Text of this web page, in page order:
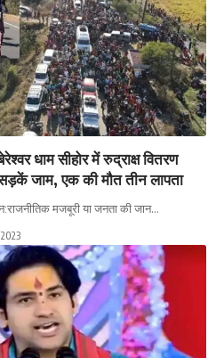
धाम सीहोर में रुद्राक्ष वितरण
जाम, एक की मौत तीन लापता
मजबूरी या जनता की जान…